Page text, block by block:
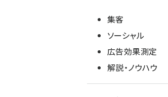
集客
ソーシャル
広告効果測定
解説・ノウハウ